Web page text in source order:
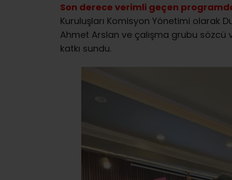
Son derece verimli geçen
Kuruluşları Komisyon Yönetimi olarak
Ahmet Arslan ve çalışma grubu
katkı sundu.